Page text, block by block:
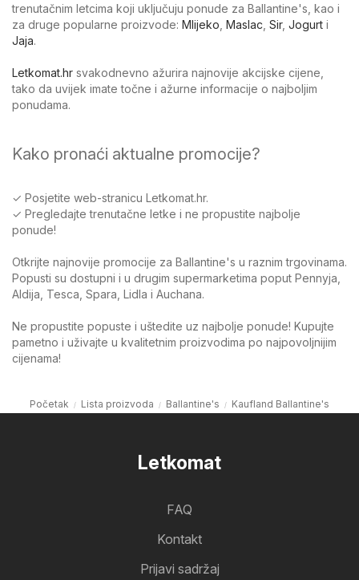
trenutačnim letcima koji uključuju ponude za Ballantine's, kao i
za druge popularne proizvode: Mlijeko Maslac Sir, Jogurt i
Jaja.
Letkomat.hr svakodnevno ažurira najnovije akcijske cijene,
tako da uvijek imate točne i ažurne informacije o najboljim
ponudama.
Kako pronaći aktualne promocije?
✓ Posjetite web-stranicu Letkomat.hr.
✓ Pregledajte trenutačne letke i ne propustite najbolje
ponude!
Otkrijte najnovije promocije za Ballantine's u raznim trgovinama.
Popusti su dostupni i u drugim supermarketima poput Pennyja,
Aldija, Tesca, Spara, Lidla i Auchana.
Ne propustite popuste i uštedite uz najbolje ponude! Kupujte
pametno i uživajte u kvalitetnim proizvodima po najpovoljnijim
cijenama!
Početak Lista proizvoda Ballantine's Kaufland Ballantine's
Letkomat
FAQ
Kontakt
Prijavi sadržaj